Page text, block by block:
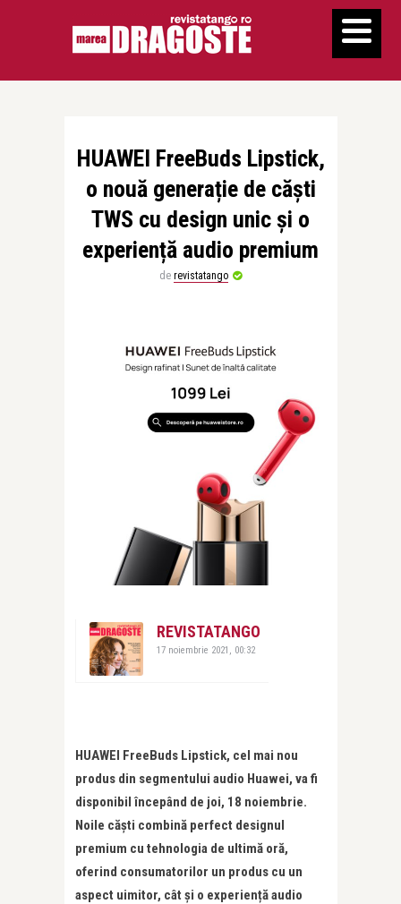
HUAWEI FreeBuds Lipstick,
o nouă generație de căști
TWS cu design unic și o
experiență audio premium
de revistatango
REVISTATANGO
17 noiembrie 2021, 00:32
HUAWEI FreeBuds Lipstick, cel mai nou
produs din segmentului audio Huawei, va fi
disponibil începând de joi, 18 noiembrie.
Noile căști combină perfect designul
premium cu tehnologia de ultimă oră,
oferind consumatorilor un produs cu un
aspect uimitor, cât și o experiență audio